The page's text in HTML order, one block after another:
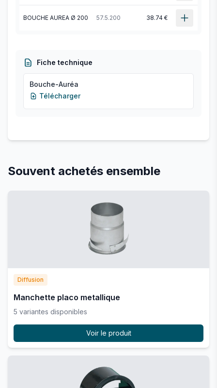
BOUCHE AUREA Ø 200 57.5.200 38.74 €
Fiche technique
Bouche-Auréa
Télécharger
Souvent achetés ensemble
Diffusion
Manchette placo metallique
5 variantes disponibles
Voir le produit